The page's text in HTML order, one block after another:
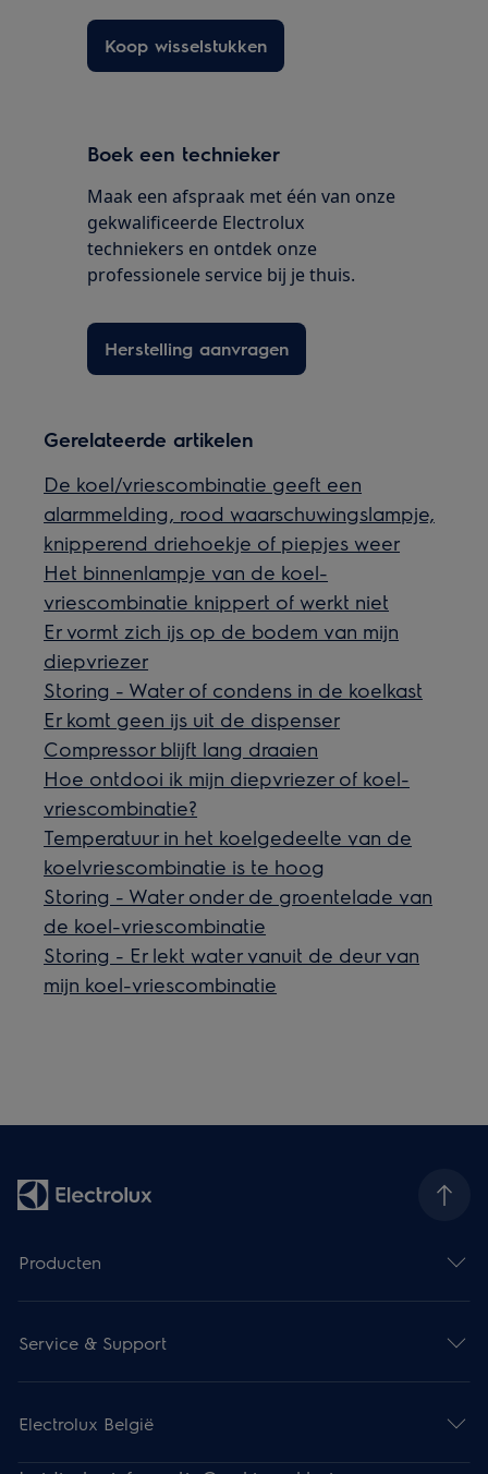
Koop wisselstukken
Boek een technieker
Maak een afspraak met één van onze
gekwalificeerde Electrolux
techniekers en ontdek onze
professionele service bij je thuis.
Herstelling aanvragen
Gerelateerde artikelen
De koel/vriescombinatie geeft een
alarmmelding, rood waarschuwingslampje,
knipperend driehoekje of piepjes weer
Het binnenlampje van de koel-
vriescombinatie knippert of werkt niet
Er vormt zich ijs op de bodem van mijn
diepvriezer
Storing - Water of condens in de koelkast
Er komt geen ijs uit de dispenser
Compressor blijft lang draaien
Hoe ontdooi ik mijn diepvriezer of koel-
vriescombinatie?
Temperatuur in het koelgedeelte van de
koelvriescombinatie is te hoog
Storing - Water onder de groentelade van
de koel-vriescombinatie
Storing - Er lekt water vanuit de deur van
mijn koel-vriescombinatie
Producten
Service & Support
Electrolux België